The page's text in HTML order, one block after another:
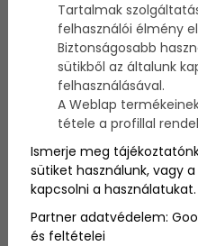
2015. április 23.
Tetszik a csíkos felső,
Felejtsd el!
félreteszünk, rá fogunk
"tabu"ruhadarabvan,
molettebb
vékonyabbakon.
Tartalmak
felhasználói élmény
Biztonságosabb
sütikből az általunk
felhasználásával.
A Weblap
tétele a profillal
Ismerje meg
sütiket használunk, vagy
kapcsolni a használatukat.
Partner adatvédelem:
és feltételei